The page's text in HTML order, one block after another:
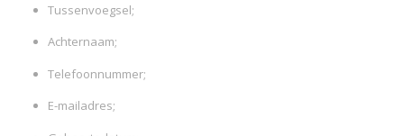
Tussenvoegsel;
Achternaam;
Telefoonnummer;
E-mailadres;